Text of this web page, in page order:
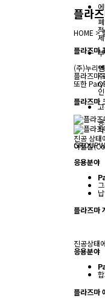
플라
HOME >
플라즈마
(주)누리
플라즈마
또한
플라즈
진공 상태
이물질
응용분야
플라즈
진공상태
응용분야
플라즈